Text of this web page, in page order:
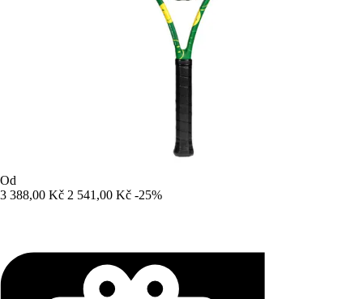
Od
3 388,00 Kč 2 541,00 Kč -25%